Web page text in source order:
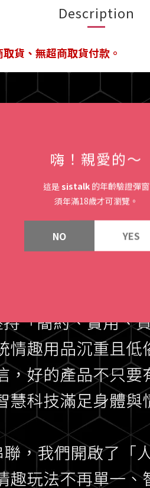
Description
貨、無超商取貨付款。
嗨！親愛的～
這是sistalk 的年齡驗證彈窗
須年滿18歲才可瀏覽。
NO YES